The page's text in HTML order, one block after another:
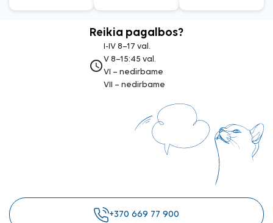
Reikia pagalbos?
access_time
I-IV 8–17 val.
V 8–15:45 val.
VI – nedirbame
VII – nedirbame
+370 669 77 900